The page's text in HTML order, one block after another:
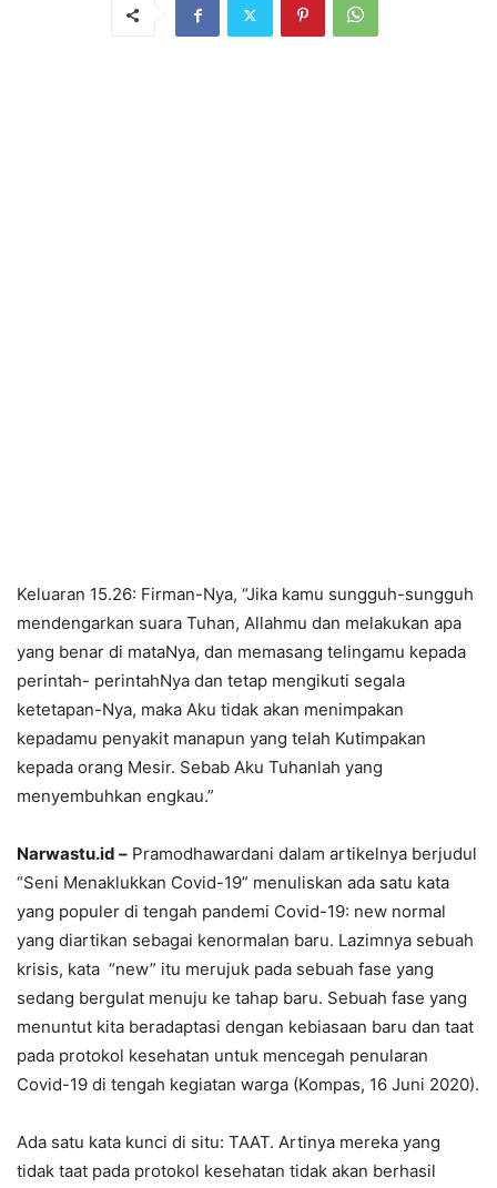
Keluaran 15.26: Firman-Nya, “Jika kamu sungguh-sungguh
mendengarkan suara Tuhan, Allahmu dan melakukan apa
yang benar di mataNya, dan memasang telingamu kepada
perintah- perintahNya dan tetap mengikuti segala
ketetapan-Nya, maka Aku tidak akan menimpakan
kepadamu penyakit manapun yang telah Kutimpakan
kepada orang Mesir. Sebab Aku Tuhanlah yang
menyembuhkan engkau.”
Narwastu.id – Pramodhawardani dalam artikelnya berjudul
“Seni Menaklukkan Covid-19” menuliskan ada satu kata
yang populer di tengah pandemi Covid-19: new normal
yang diartikan sebagai kenormalan baru. Lazimnya sebuah
krisis, kata “new” itu merujuk pada sebuah fase yang
sedang bergulat menuju ke tahap baru. Sebuah fase yang
menuntut kita beradaptasi dengan kebiasaan baru dan taat
pada protokol kesehatan untuk mencegah penularan
Covid-19 di tengah kegiatan warga (Kompas, 16 Juni 2020).
Ada satu kata kunci di situ: TAAT. Artinya mereka yang
tidak taat pada protokol kesehatan tidak akan berhasil